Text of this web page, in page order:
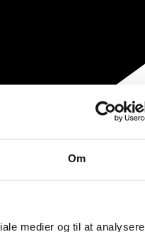
Om
medier og til at analysere